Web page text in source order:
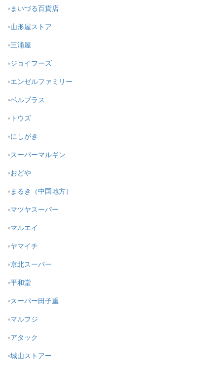
まいづる百貨店
山形屋ストア
三浦屋
ジョイフーズ
エンゼルファミリー
ベルプラス
トウズ
にしがき
スーパーマルギン
おどや
まるき（中国地方）
マツヤスーパー
マルエイ
ヤマイチ
京北スーパー
平和堂
スーパー田子重
マルフジ
アタック
城山ストアー